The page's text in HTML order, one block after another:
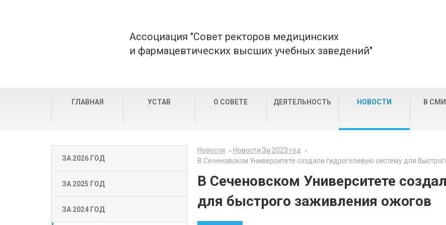
Ассоциация "Совет ректоров медицинских
и фармацевтических высших учебных заведений"
ГЛАВНАЯ УСТАВ О СОВЕТЕ ДЕЯТЕЛЬНОСТЬ НОВОСТИ В
ЗА 2026 ГОД
ЗА 2025 ГОД
ЗА 2024 ГОД
Новости
Новости За 2023 год
В Сеченовском Университете создали гидрогелевую систему для
В Сеченовском Университете
для быстрого заживления ожогов